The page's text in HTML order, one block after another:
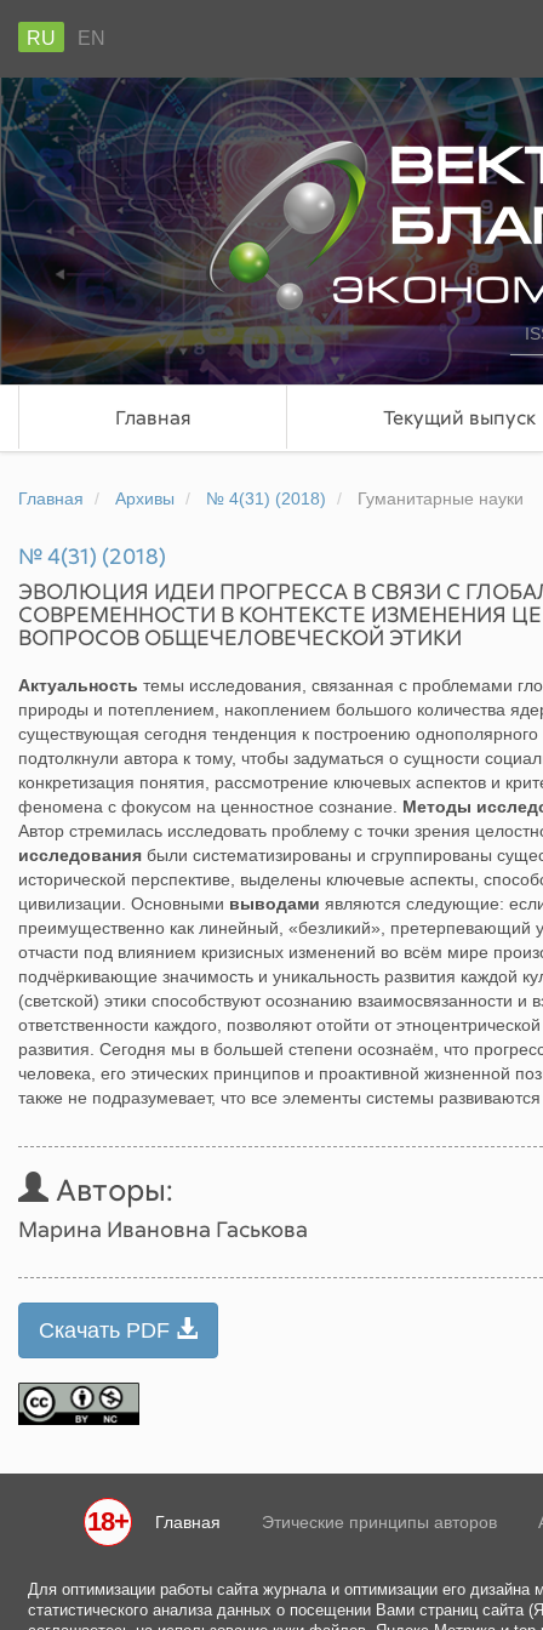
RU EN
Главная Текущий выпуск
Главная Архивы № 4(31) (2018) Гуманитарные науки
№ 4(31) (2018)
ЭВОЛЮЦИЯ ИДЕИ ПРОГРЕССА В СВЯЗИ С
СОВРЕМЕННОСТИ В КОНТЕКСТЕ ИЗМЕНЕНИЯ
ВОПРОСОВ ОБЩЕЧЕЛОВЕЧЕСКОЙ ЭТИКИ
Актуальность темы исследования, связанная c проблемами
природы и потеплением, накоплением большого количества
существующая сегодня тенденция к построению
подтолкнули автора к тому, чтобы задуматься о сущности
конкретизация понятия, рассмотрение ключевых аспектов и
феномена с фокусом на ценностное сознание. Методы
Автор стремилась исследовать проблему с точки зрения
исследования были систематизированы и сгруппированы
исторической перспективе, выделены ключевые аспекты,
цивилизации. Основными выводами являются следующие:
преимущественно как линейный, «безликий», претерпевающий
отчасти под влиянием кризисных изменений во всём мире
подчёркивающие значимость и уникальность развития каждой
(светской) этики способствуют осознанию взаимосвязанности
ответственности каждого, позволяют отойти от
развития. Сегодня мы в большей степени осознаём, что
человека, его этических принципов и проактивной жизненной
также не подразумевает, что все элементы системы
Авторы:
Марина Ивановна Гаськова
Скачать PDF
18+ Главная Этические принципы авторов
Для оптимизации работы сайта журнала и оптимизации его
статистического анализа данных о посещении Вами страниц